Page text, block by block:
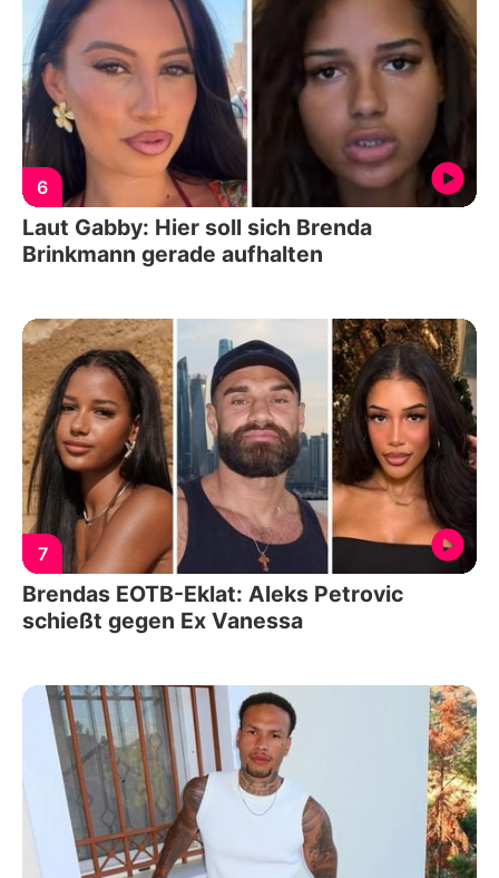
6
Laut Gabby: Hier soll sich Brenda
Brinkmann gerade aufhalten
7
Brendas EOTB-Eklat: Aleks Petrovic
schießt gegen Ex Vanessa